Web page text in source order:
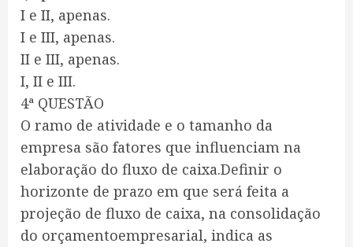
I e II, apenas.
I e III, apenas.
II e III, apenas.
I, II e III.
4ª QUESTÃO
O ramo de atividade e o tamanho da
empresa são fatores que influenciam na
elaboração do fluxo de caixa.Definir o
horizonte de prazo em que será feita a
projeção de fluxo de caixa, na consolidação
do orçamentoempresarial, indica as